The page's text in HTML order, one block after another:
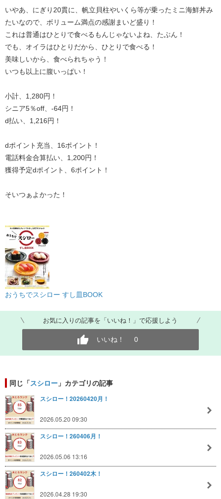
いやあ、にぎり20貫に、帆立貝柱やいくら等が乗ったミニ海鮮丼み
たいなので、ボリューム満点の感謝まいど盛り！
これは普通はひとりで食べるもんじゃないよね、たぶん！
でも、オイラはひとりだから、ひとりで食べる！
美味しいから、食べられちゃう！
いつも以上に腹いっぱい！
小計、1,280円！
シニア5％off、-64円！
d払い、1,216円！
dポイント充当、16ポイント！
電話料金合算払い、1,200円！
獲得予定dポイント、6ポイント！
そいつぁよかった！
おうちでスシロー すし皿BOOK
お気に入りの記事を「いいね！」で応援しよう
いいね！ 0
同じ「スシロー 」カテゴリの記事
スシロー！20260420月！
2026.05.20 09:30
スシロー！260406月！
2026.05.06 13:16
スシロー！260402木！
2026.04.28 19:30